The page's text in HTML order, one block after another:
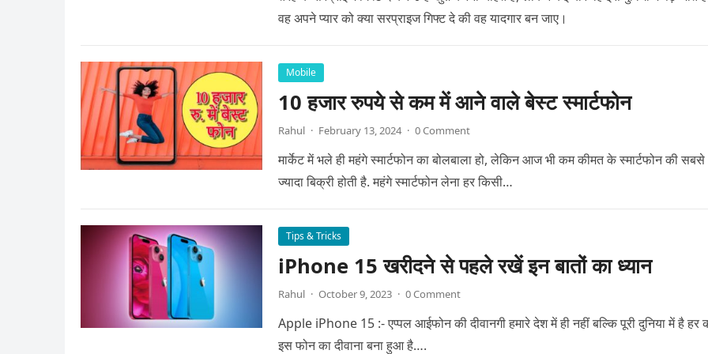
वह अपने प्यार को क्या सरप्राइज गिफ्ट दे की वह यादगार बन जाए।
Mobile
10 हजार रुपये से कम में आने वाले बेस्ट स्मार्टफोन
Rahul · February 13, 2024 · 0 Comment
मार्केट में भले ही महंगे स्मार्टफोन का बोलबाला हो, लेकिन आज भी कम कीमत के स्मार्टफोन की सबसे
ज्यादा बिक्री होती है. महंगे स्मार्टफोन लेना हर किसी…
Tips & Tricks
iPhone 15 खरीदने से पहले रखें इन बातों का ध्यान
Rahul · October 9, 2023 · 0 Comment
Apple iPhone 15 :- एप्पल आईफोन की दीवानगी हमारे देश में ही नहीं बल्कि पूरी दुनिया में है हर
इस फोन का दीवाना बना हुआ है….